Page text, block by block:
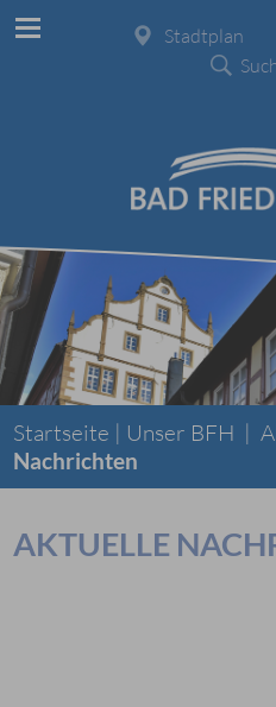
Stadtplan
Startseite | Unser BFH |
Nachrichten
AKTUELLE